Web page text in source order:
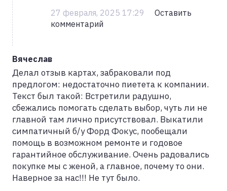
27 февраля, 2025 17:29
Оставить
комментарий
Вячеслав
Делал отзыв картах, забраковали под
предлогом: недостаточно пиетета к компании.
Текст был такой: Встретили радушно,
сбежались помогать сделать выбор, чуть ли не
главной там лично присутствовал. Выкатили
симпатичный б/у Форд Фокус, пообещали
помощь в возможном ремонте и годовое
гарантийное обслуживание. Очень радовались
покупке мы с женой, а главное, почему то они.
Наверное за нас!!! Не тут было.